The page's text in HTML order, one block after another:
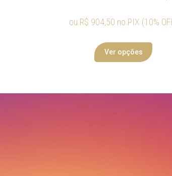
ou R$ 904,50 no PIX (10%
Ver opções